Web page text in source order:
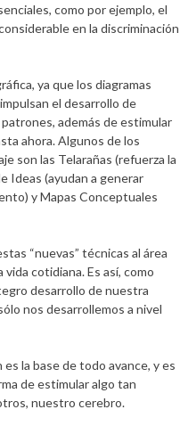
como por ejemplo, el
en la discriminación
ya que los diagramas
el desarrollo de
además de estimular
ahora. Algunos de los
son las Telarañas (refuerza la
Ideas (ayudan a generar
y Mapas Conceptuales
“nuevas” técnicas al área
cotidiana. Es así, como
desarrollo de nuestra
nos desarrollemos a nivel
la base de todo avance, y es
de estimular algo tan
nuestro cerebro.